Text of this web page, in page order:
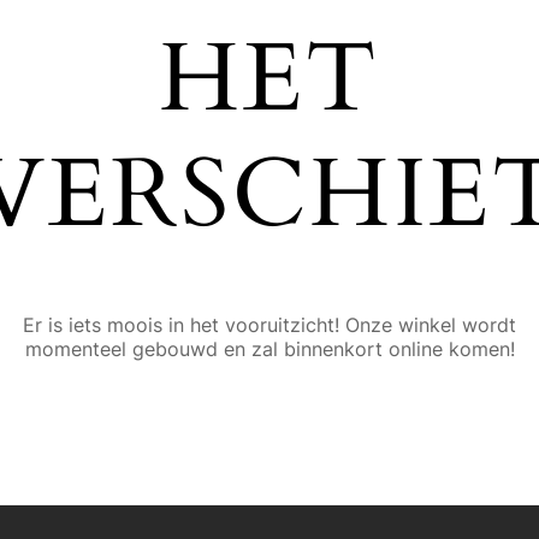
HET
Er is iets moois in het vooruitzicht! Onze winkel wordt
momenteel gebouwd en zal binnenkort online komen!